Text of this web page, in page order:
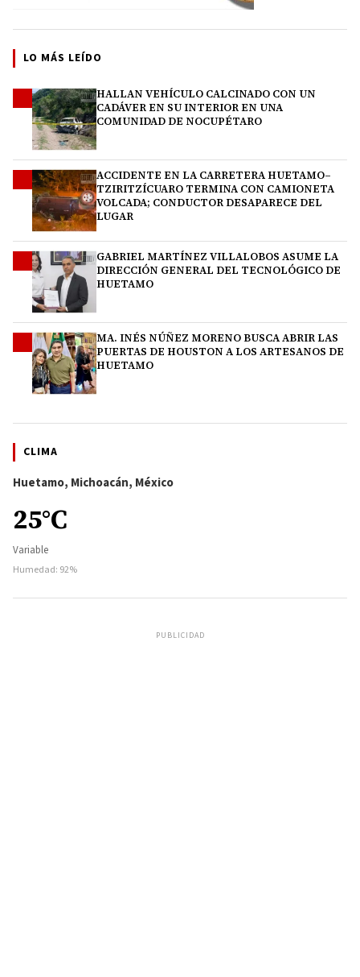
LO MÁS LEÍDO
HALLAN VEHÍCULO CALCINADO CON UN
CADÁVER EN SU INTERIOR EN UNA
COMUNIDAD DE NOCUPÉTARO
ACCIDENTE EN LA CARRETERA HUETAMO–
TZIRITZÍCUARO TERMINA CON CAMIONETA
VOLCADA; CONDUCTOR DESAPARECE DEL
LUGAR
GABRIEL MARTÍNEZ VILLALOBOS ASUME LA
DIRECCIÓN GENERAL DEL TECNOLÓGICO DE
HUETAMO
MA. INÉS NÚÑEZ MORENO BUSCA ABRIR LAS
PUERTAS DE HOUSTON A LOS ARTESANOS DE
HUETAMO
CLIMA
Huetamo, Michoacán, México
25°C
Variable
Humedad: 92%
PUBLICIDAD